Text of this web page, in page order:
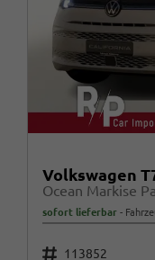
Volkswagen
Ocean Markise
sofort lieferbar
Fahrzeugnr. 113852